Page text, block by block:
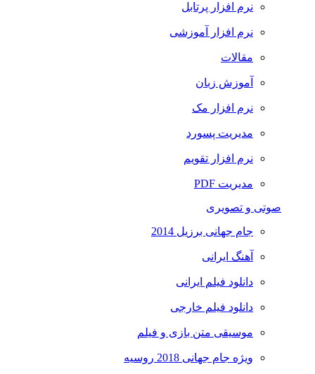
نرم افزار پرتابل
نرم افزار آموزشی
مقالات
آموزش زبان
نرم افزار مک
مدیریت پسورد
نرم افزار تقویم
مدیریت PDF
صوتی و تصویری
جام جهانی برزیل 2014
آهنگ ایرانی
دانلود فیلم ایرانی
دانلود فیلم خارجی
موسیقی متن بازی و فیلم
ویژه جام جهانی 2018 روسیه